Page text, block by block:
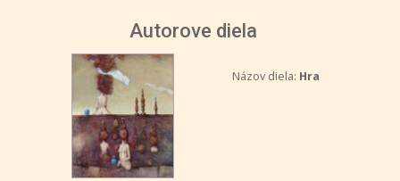
Autorove diela
Názov diela: Hra